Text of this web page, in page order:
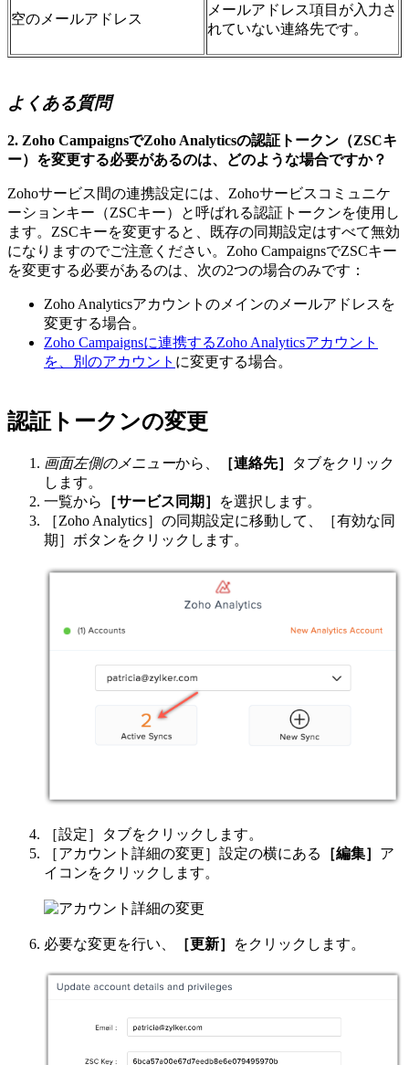
空のメールアドレス
メールアドレス項目が入力さ
れていない連絡先です。
よくある質問
2. Zoho CampaignsでZoho Analyticsの認証トークン（ZSCキ
ー）を変更する必要があるのは、どのような場合ですか？
Zohoサービス間の連携設定には、Zohoサービスコミュニケ
ーションキー（ZSCキー）と呼ばれる認証トークンを使用し
ます。ZSCキーを変更すると、既存の同期設定はすべて無効
になりますのでご注意ください。Zoho CampaignsでZSCキー
を変更する必要があるのは、次の2つの場合のみです：
Zoho Analyticsアカウントのメインのメールアドレスを
変更する場合。
Zoho Campaignsに連携するZoho Analyticsアカウント
を、別のアカウント に変更する場合。
認証トークンの変更
画面左側のメニューから、 ［連絡先］
タブをクリック
します。
一覧から
［サービス同期］
を選択します。
［Zoho Analytics］の同期設定に移動して、［有効な同
期］ボタンをクリックします。
［設定］タブをクリックします。
［アカウント詳細の変更］設定の横にある
［編集］ ア
イコンをクリックします。
必要な変更を行い、 ［更新］ をクリックします。